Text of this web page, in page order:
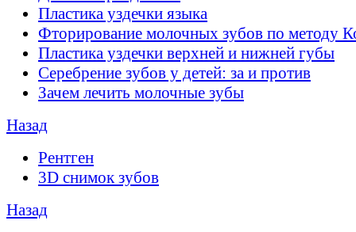
Пластика уздечки языка
Фторирование молочных зубов по методу
Пластика уздечки верхней и нижней губы
Серебрение зубов у детей: за и против
Зачем лечить молочные зубы
Назад
Рентген
3D снимок зубов
Назад